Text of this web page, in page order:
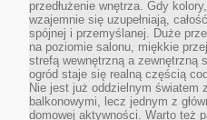
przedłużenie wnętrza. Gdy
wzajemnie się uzupełniają,
spójnej i przemyślanej. Duże
na poziomie salonu, miękkie
strefą wewnętrzną a zewnętrzną
ogród staje się realną częścią
Nie jest już oddzielnym światem
balkonowymi, lecz jednym z
domowej aktywności. Warto też